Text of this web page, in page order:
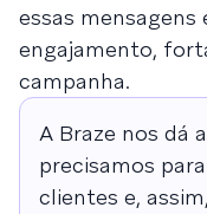
essas mensagens
engajamento,
campanha.
A Braze nos dá
precisamos
clientes e,